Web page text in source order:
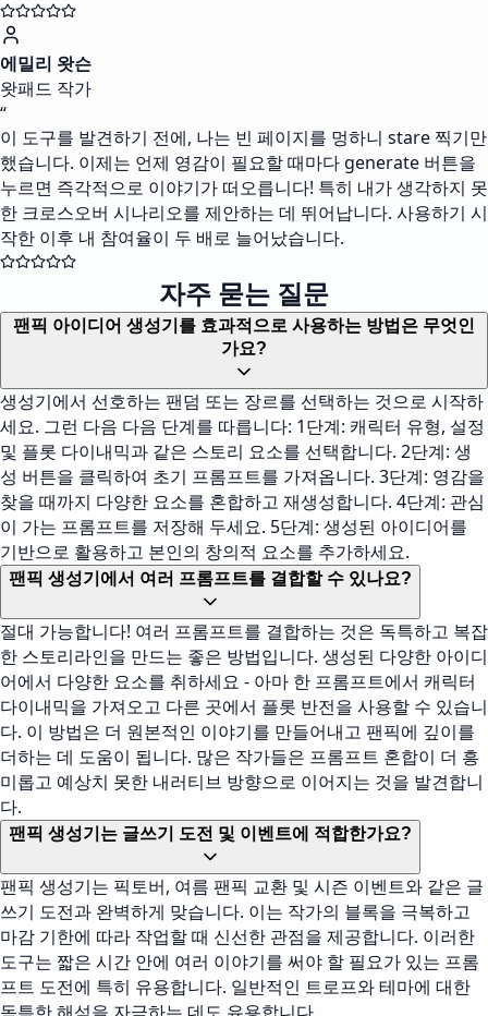
에밀리 왓슨
왓패드 작가
“
이 도구를 발견하기 전에, 나는 빈 페이지를 멍하니 stare 찍기만
했습니다. 이제는 언제 영감이 필요할 때마다 generate 버튼을
누르면 즉각적으로 이야기가 떠오릅니다! 특히 내가 생각하지 못
한 크로스오버 시나리오를 제안하는 데 뛰어납니다. 사용하기 시
작한 이후 내 참여율이 두 배로 늘어났습니다.
자주 묻는 질문
팬픽 아이디어 생성기를 효과적으로 사용하는 방법은 무엇인
가요?
생성기에서 선호하는 팬덤 또는 장르를 선택하는 것으로 시작하
세요. 그런 다음 다음 단계를 따릅니다: 1단계: 캐릭터 유형, 설정
및 플롯 다이내믹과 같은 스토리 요소를 선택합니다. 2단계: 생
성 버튼을 클릭하여 초기 프롬프트를 가져옵니다. 3단계: 영감을
찾을 때까지 다양한 요소를 혼합하고 재생성합니다. 4단계: 관심
이 가는 프롬프트를 저장해 두세요. 5단계: 생성된 아이디어를
기반으로 활용하고 본인의 창의적 요소를 추가하세요.
팬픽 생성기에서 여러 프롬프트를 결합할 수 있나요?
절대 가능합니다! 여러 프롬프트를 결합하는 것은 독특하고 복잡
한 스토리라인을 만드는 좋은 방법입니다. 생성된 다양한 아이디
어에서 다양한 요소를 취하세요 - 아마 한 프롬프트에서 캐릭터
다이내믹을 가져오고 다른 곳에서 플롯 반전을 사용할 수 있습니
다. 이 방법은 더 원본적인 이야기를 만들어내고 팬픽에 깊이를
더하는 데 도움이 됩니다. 많은 작가들은 프롬프트 혼합이 더 흥
미롭고 예상치 못한 내러티브 방향으로 이어지는 것을 발견합니
다.
팬픽 생성기는 글쓰기 도전 및 이벤트에 적합한가요?
팬픽 생성기는 픽토버, 여름 팬픽 교환 및 시즌 이벤트와 같은 글
쓰기 도전과 완벽하게 맞습니다. 이는 작가의 블록을 극복하고
마감 기한에 따라 작업할 때 신선한 관점을 제공합니다. 이러한
도구는 짧은 시간 안에 여러 이야기를 써야 할 필요가 있는 프롬
프트 도전에 특히 유용합니다. 일반적인 트로프와 테마에 대한